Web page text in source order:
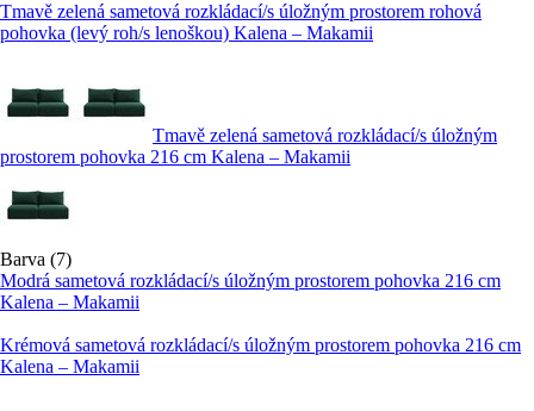
Tmavě zelená sametová rozkládací/s úložným prostorem rohová
pohovka (levý roh/s lenoškou) Kalena – Makamii
Tmavě zelená sametová rozkládací/s úložným
prostorem pohovka 216 cm Kalena – Makamii
Barva (7)
Modrá sametová rozkládací/s úložným prostorem pohovka 216 cm
Kalena – Makamii
Krémová sametová rozkládací/s úložným prostorem pohovka 216 cm
Kalena – Makamii